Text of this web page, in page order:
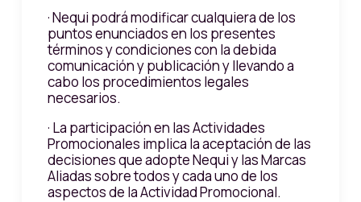
· Nequi podrá modificar cualquiera de los
puntos enunciados en los presentes
términos y condiciones con la debida
comunicación y publicación y llevando a
cabo los procedimientos legales
necesarios.
· La participación en las Actividades
Promocionales implica la aceptación de las
decisiones que adopte Nequi y las Marcas
Aliadas sobre todos y cada uno de los
aspectos de la Actividad Promocional.